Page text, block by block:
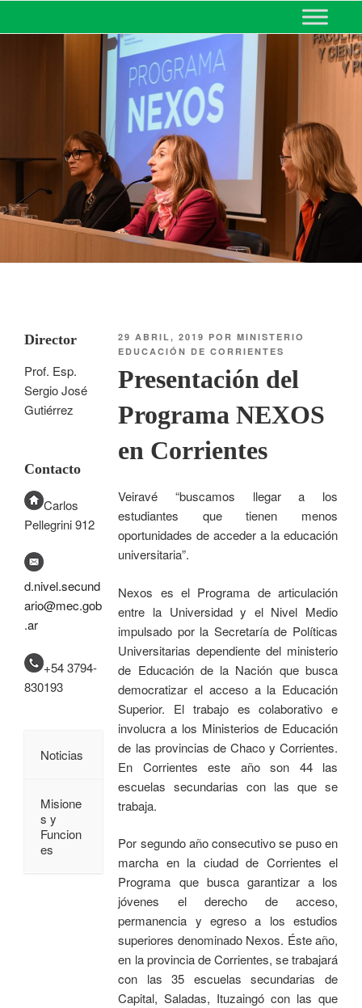
MINISTERIO DE EDUCACIÓN
DE CORRIENTES
29 ABRIL, 2019 PORMINISTERIO
EDUCACIÓN DE CORRIENTES
Presentación del
Programa NEXOS
en Corrientes
Veiravé “buscamos llegar a los
estudiantes que tienen menos
oportunidades de acceder a la educación
universitaria”.
Nexos es el Programa de articulación
entre la Universidad y el Nivel Medio
impulsado por la Secretaría de Políticas
Universitarias dependiente del ministerio
de Educación de la Nación que busca
democratizar el acceso a la Educación
Superior. El trabajo es colaborativo e
involucra a los Ministerios de Educación
de las provincias de Chaco y Corrientes.
En Corrientes este año son 44 las
escuelas secundarias con las que se
trabaja.
Por segundo año consecutivo se puso en
marcha en la ciudad de Corrientes el
Programa que busca garantizar a los
jóvenes el derecho de acceso,
permanencia y egreso a los estudios
superiores denominado Nexos. Éste año,
en la provincia de Corrientes, se trabajará
con las 35 escuelas secundarias de
Capital, Saladas, Ituzaingó con las que
Director
Prof. Esp.
Sergio José
Gutiérrez
Contacto
Carlos
Pellegrini 912
d.nivel.secund
ario@mec.gob
.ar
+54 3794-
830193
Noticias
Misione
s y
Funcion
es